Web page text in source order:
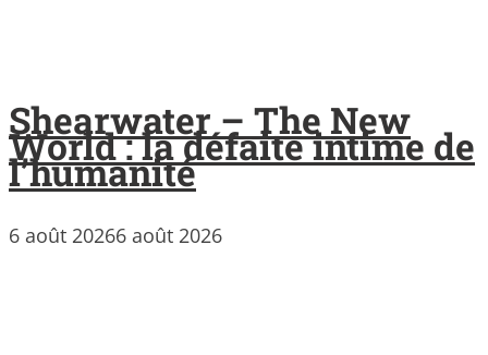
Shearwater – The New
World : la défaite intime de
l’humanité
6 août 20266 août 2026